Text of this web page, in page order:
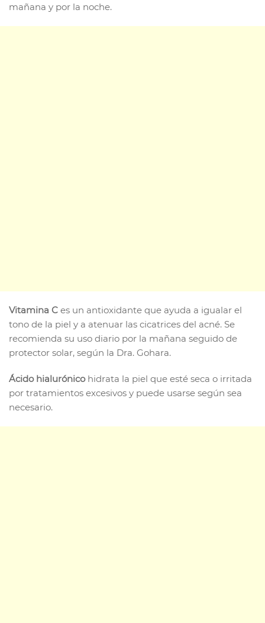
mañana y por la noche.
Vitamina C es un antioxidante que ayuda a igualar el
tono de la piel y a atenuar las cicatrices del acné. Se
recomienda su uso diario por la mañana seguido de
protector solar, según la Dra. Gohara.
Ácido hialurónicohidrata la piel que esté seca o irritada
por tratamientos excesivos y puede usarse según sea
necesario.